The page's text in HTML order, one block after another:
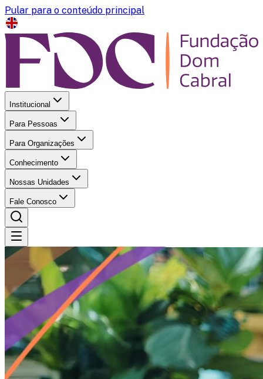
Pular para o conteúdo principal
Institucional
Para Pessoas
Para Organizações
Conhecimento
Nossas Unidades
Fale Conosco